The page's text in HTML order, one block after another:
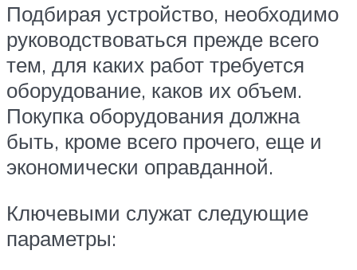
Подбирая устройство, необходимо
руководствоваться прежде всего
тем, для каких работ требуется
оборудование, каков их объем.
Покупка оборудования должна
быть, кроме всего прочего, еще и
экономически оправданной.
Ключевыми служат следующие
параметры: